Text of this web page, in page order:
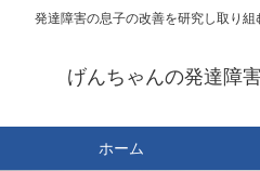
発達障害の息子の改善を研究し取り組
げんちゃんの発達障
ホーム